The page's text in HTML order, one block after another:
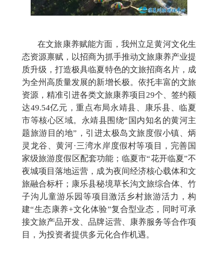
在文旅康养赋能方面，我州立足黄河文化生
态资源禀赋，以招商为抓手推动文旅康养产业提
质升级，打造极具临夏特色的文旅招商名片，成
为全州高质量发展的新增长极。依托丰富的文旅
资源，精准引进各类文旅康养项目 29个、签约额
达49.54亿元，重点布局永靖县、康乐县、临夏
市等核心区域。永靖县围绕“国内知名的黄河主
题旅游目的地”，引进太极岛文旅度假小镇、炳
灵龙谷、黄河·三湾水岸度假村等项目，完善国
家级旅游度假区配套功能；临夏市“花开临夏”不
夜城项目落地运营，成为夜间经济核心载体和文
旅融合标杆；康乐县秘境草长沟文旅综合体、竹
子沟儿童游乐园等项目激活乡村旅游活力，构
建“生态康养+文化体验”复合型业态，同时可承
接文旅产品开发、品牌运营、康养服务等合作项
目，为投资者提供多元化合作机遇。